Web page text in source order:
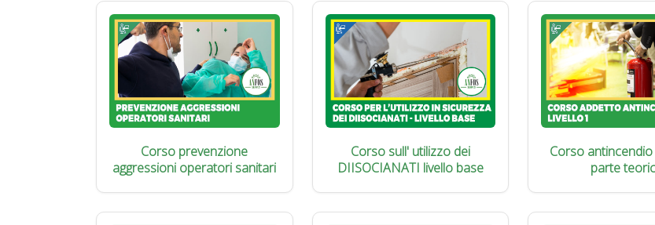
Corso prevenzione
aggressioni operatori sanitari
Corso sull' utilizzo dei
DIISOCIANATI livello base
Corso antincendio
parte